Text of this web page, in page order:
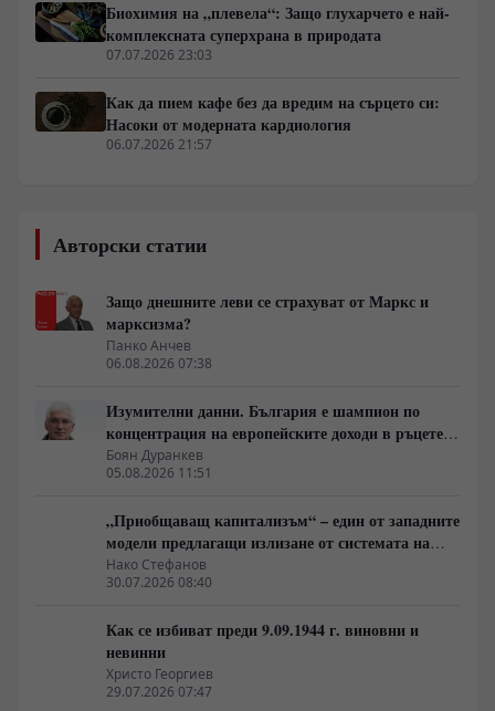
Биохимия на „плевела“: Защо глухарчето е най-
комплексната суперхрана в природата
07.07.2026 23:03
Как да пием кафе без да вредим на сърцето си:
Насоки от модерната кардиология
06.07.2026 21:57
Авторски статии
Защо днешните леви се страхуват от Маркс и
марксизма?
Панко Анчев
06.08.2026 07:38
Изумителни данни. България е шампион по
концентрация на европейските доходи в ръцете
на най-богатия 1%, надминава и САЩ
Боян Дуранкев
05.08.2026 11:51
„Приобщаващ капитализъм“ – един от западните
модели предлагащи излизане от системата на
неолиберализма
Нако Стефанов
30.07.2026 08:40
Как се избиват преди 9.09.1944 г. виновни и
невинни
Христо Георгиев
29.07.2026 07:47